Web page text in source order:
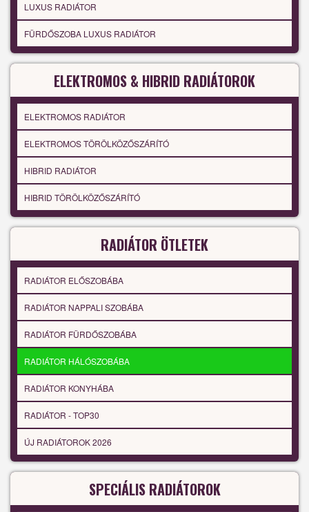
LUXUS RADIÁTOR
FÜRDŐSZOBA LUXUS RADIÁTOR
ELEKTROMOS & HIBRID RADIÁTOROK
ELEKTROMOS RADIÁTOR
ELEKTROMOS TÖRÖLKÖZŐSZÁRÍTÓ
HIBRID RADIÁTOR
HIBRID TÖRÖLKÖZŐSZÁRÍTÓ
RADIÁTOR ÖTLETEK
RADIÁTOR ELŐSZOBÁBA
RADIÁTOR NAPPALI SZOBÁBA
RADIÁTOR FÜRDŐSZOBÁBA
RADIÁTOR HÁLÓSZOBÁBA
RADIÁTOR KONYHÁBA
RADIÁTOR - TOP30
ÚJ RADIÁTOROK 2026
SPECIÁLIS RADIÁTOROK